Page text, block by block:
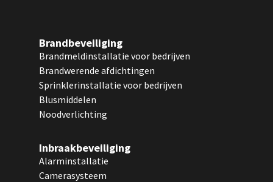
Brandbeveiliging
Brandmeldinstallatie voor bedrijven
Brandwerende afdichtingen
Sprinklerinstallatie voor bedrijven
Blusmiddelen
Noodverlichting
Inbraakbeveiliging
Alarminstallatie
Camerasysteem